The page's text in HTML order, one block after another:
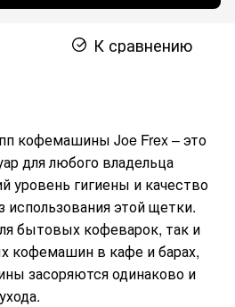
К сравнению
кофемашины Joe Frex – это
для любого владельца
гигиены и качество
этой щетки.
бытовых кофеварок, так и
кофемашин в кафе и барах,
засоряются одинаково и